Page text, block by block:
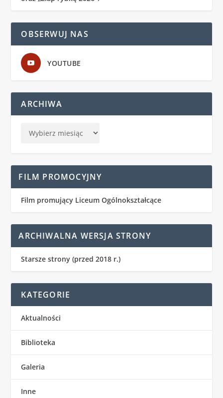
OBSERWUJ NAS
YOUTUBE
ARCHIWA
FILM PROMOCYJNY
Film promujący Liceum Ogólnokształcące
ARCHIWALNA WERSJA STRONY
Starsze strony (przed 2018 r.)
KATEGORIE
Aktualności
Biblioteka
Galeria
Inne